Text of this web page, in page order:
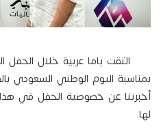
التقت ياما عربية خلال
بمناسبة اليوم الوطني السعودي
أخبرتنا عن خصوصية الحفل في هذا
لها.